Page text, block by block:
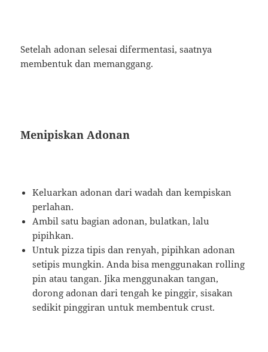
Setelah adonan selesai difermentasi, saatnya
membentuk dan memanggang.
Menipiskan Adonan
Keluarkan adonan dari wadah dan kempiskan
perlahan.
Ambil satu bagian adonan, bulatkan, lalu
pipihkan.
Untuk pizza tipis dan renyah, pipihkan adonan
setipis mungkin. Anda bisa menggunakan rolling
pin atau tangan. Jika menggunakan tangan,
dorong adonan dari tengah ke pinggir, sisakan
sedikit pinggiran untuk membentuk crust.